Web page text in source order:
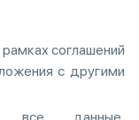
соглашений
с другими